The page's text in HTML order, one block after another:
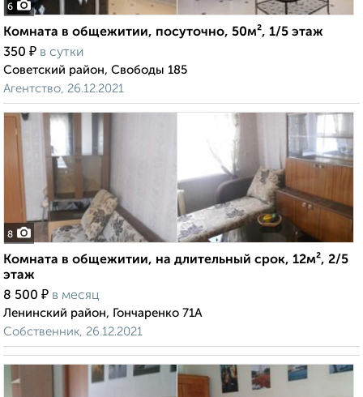
6
Комната в общежитии, посуточно, 50м², 1/5 этаж
350 ₽ в сутки
Советский район, Свободы 185
Агентство, 26.12.2021
8
Комната в общежитии, на длительный срок, 12м², 2/5
этаж
8 500 ₽ в месяц
Ленинский район, Гончаренко 71А
Собственник, 26.12.2021